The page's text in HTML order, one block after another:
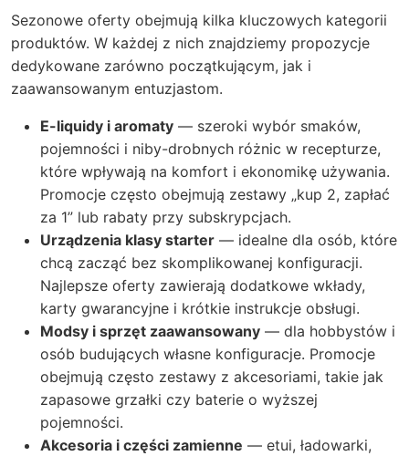
Sezonowe oferty obejmują kilka kluczowych kategorii
produktów. W każdej z nich znajdziemy propozycje
dedykowane zarówno początkującym, jak i
zaawansowanym entuzjastom.
E-liquidy i aromaty — szeroki wybór smaków,
pojemności i niby-drobnych różnic w recepturze,
które wpływają na komfort i ekonomikę używania.
Promocje często obejmują zestawy „kup 2, zapłać
za 1” lub rabaty przy subskrypcjach.
Urządzenia klasy starter — idealne dla osób, które
chcą zacząć bez skomplikowanej konfiguracji.
Najlepsze oferty zawierają dodatkowe wkłady,
karty gwarancyjne i krótkie instrukcje obsługi.
Modsy i sprzęt zaawansowany — dla hobbystów i
osób budujących własne konfiguracje. Promocje
obejmują często zestawy z akcesoriami, takie jak
zapasowe grzałki czy baterie o wyższej
pojemności.
Akcesoria i części zamienne — etui, ładowarki,